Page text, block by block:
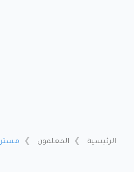
الرئيسية المعلمون مستر